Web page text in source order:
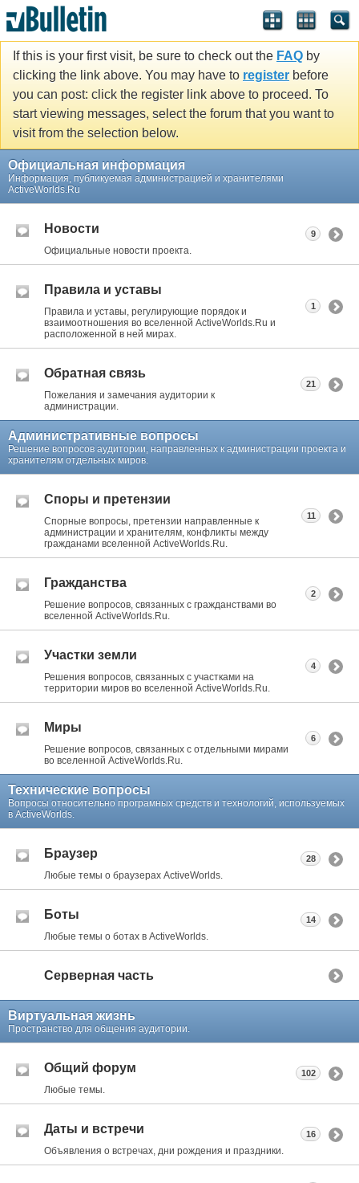
If this is your first visit, be sure to check out the FAQ by
clicking the link above. You may have to register before
you can post: click the register link above to proceed. To
start viewing messages, select the forum that you want to
visit from the selection below.
Официальная информация
Информация, публикуемая администрацией и хранителями
ActiveWorlds.Ru
Новости
Официальные новости проекта.
9
Правила и уставы
Правила и уставы, регулирующие порядок и
взаимоотношения во вселенной ActiveWorlds.Ru и
расположенной в ней мирах.
1
Обратная связь
Пожелания и замечания аудитории к
администрации.
21
Административные вопросы
Решение вопросов аудитории, направленных к администрации проекта и
хранителям отдельных миров.
Споры и претензии
Спорные вопросы, претензии направленные к
администрации и хранителям, конфликты между
гражданами вселенной ActiveWorlds.Ru.
11
Гражданства
Решение вопросов, связанных с гражданствами во
вселенной ActiveWorlds.Ru.
2
Участки земли
Решения вопросов, связанных с участками на
территории миров во вселенной ActiveWorlds.Ru.
4
Миры
Решение вопросов, связанных с отдельными мирами
во вселенной ActiveWorlds.Ru.
6
Технические вопросы
Вопросы относительно програмных средств и технологий, используемых
в ActiveWorlds.
Браузер
Любые темы о браузерах ActiveWorlds.
28
Боты
Любые темы о ботах в ActiveWorlds.
14
Серверная часть
Виртуальная жизнь
Пространство для общения аудитории.
Общий форум
Любые темы.
102
Даты и встречи
Объявления о встречах, дни рождения и праздники.
16